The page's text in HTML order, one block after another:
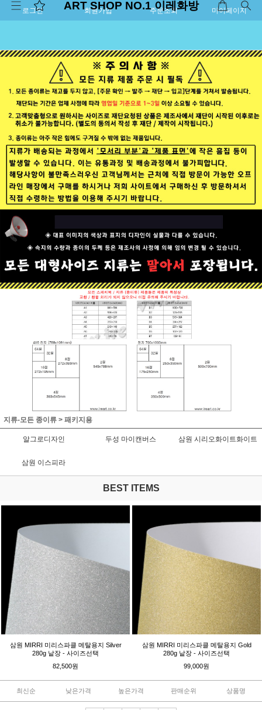
로그인 회원가입 주문조회 마이페이지
ART SHOP NO.1 이레화방
지류-모든 종이류 > 패키지용
알그로디자인 두성 마이캔버스 삼원 시리오화이트화이트
삼원 이스피라
BEST ITEMS
삼원 MIRRI 미리스파클 메탈용지 Silver
280g 낱장 - 사이즈선택
82,500원
삼원 MIRRI 미리스파클 메탈용지 Gold
280g 낱장 - 사이즈선택
99,000원
최신순 낮은가격 높은가격 판매순위 상품명